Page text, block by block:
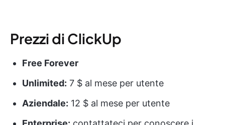
Prezzi di ClickUp
Free Forever
Unlimited: 7 $ al mese per utente
Aziendale: 12 $ al mese per utente